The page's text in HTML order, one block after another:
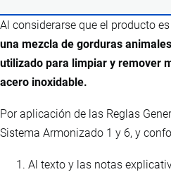
Al considerarse que el producto
una mezcla de gorduras
utilizado para limpiar y remover
acero inoxidable.
Por aplicación de las Reglas
Sistema Armonizado 1 y 6, y
Al texto y las notas